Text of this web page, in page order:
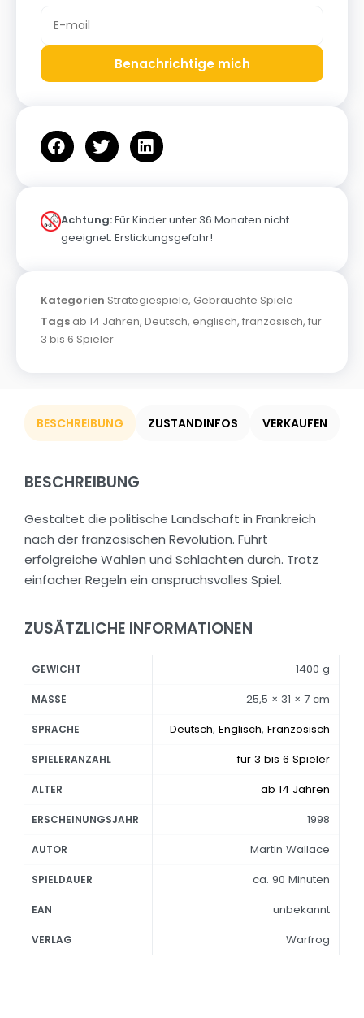
Benachrichtige mich
Achtung:Für Kinder unter 36 Monaten nicht
geeignet. Erstickungsgefahr!
Kategorien Strategiespiele, Gebrauchte Spiele
Tags ab 14 Jahren, Deutsch, englisch, französisch, für
3 bis 6 Spieler
BESCHREIBUNG ZUSTANDINFOS VERKAUFEN
BESCHREIBUNG
Gestaltet die politische Landschaft in Frankreich
nach der französischen Revolution. Führt
erfolgreiche Wahlen und Schlachten durch. Trotz
einfacher Regeln ein anspruchsvolles Spiel.
ZUSÄTZLICHE INFORMATIONEN
GEWICHT 1400 g
MASSE 25,5 × 31 × 7 cm
SPRACHE Deutsch, Englisch, Französisch
SPIELERANZAHL für 3 bis 6 Spieler
ALTER ab 14 Jahren
ERSCHEINUNGSJAHR 1998
AUTOR Martin Wallace
SPIELDAUER ca. 90 Minuten
EAN unbekannt
VERLAG Warfrog